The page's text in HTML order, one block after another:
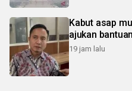
Kabut asap
ajukan
19 jam lalu